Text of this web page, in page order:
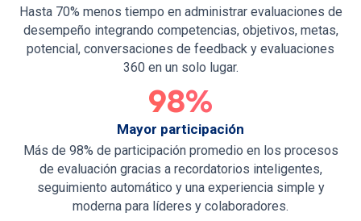
Hasta 70% menos tiempo en administrar evaluaciones de
desempeño integrando competencias, objetivos, metas,
potencial, conversaciones de feedback y evaluaciones
360 en un solo lugar.
98%
Mayor participación
Más de 98% de participación promedio en los procesos
de evaluación gracias a recordatorios inteligentes,
seguimiento automático y una experiencia simple y
moderna para líderes y colaboradores.